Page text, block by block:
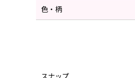
色・柄
スナップ